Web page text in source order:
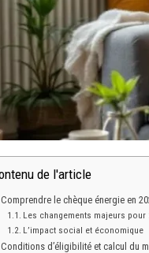
de l'article
Comprendre le chèque énergie en
Les changements majeurs pour
L’impact social et économique
Conditions d’éligibilité et calcul du